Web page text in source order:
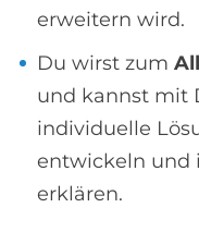
erweitern wird.
Du wirst zum
und kannst mit
individuelle
entwickeln und
erklären.